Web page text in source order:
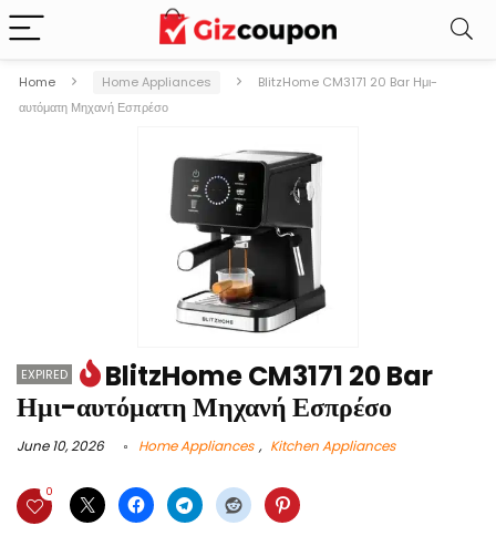
Home Home Appliances
BlitzHome CM3171 20 Bar Ημι-
αυτόματη Μηχανή Εσπρέσο
EXPIRED
BlitzHome CM3171 20 Bar
Ημι-αυτόματη Μηχανή Εσπρέσο
June 10, 2026 Home Appliances , Kitchen Appliances
0